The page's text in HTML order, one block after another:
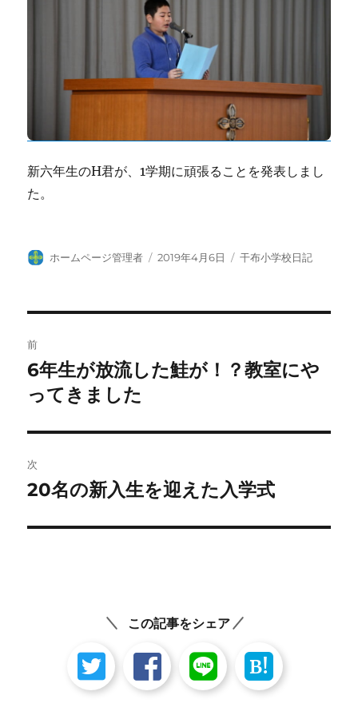
新六年生のH君が、1学期に頑張ることを発表しまし
た。
投
ホームページ管理者
投
2019年4月6日
カ
干布小学校日記
稿
ナ
ビ
ゲ
ー
シ
前
前
の
稿:
6年生が放流した鮭が！？教室にや
ってきました
次
次
投
20名の新入生を迎えた入学式
この記事をシェア
B!